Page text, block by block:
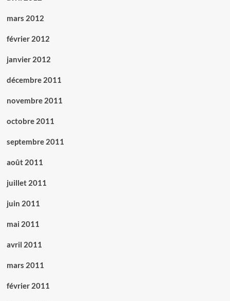
mars 2012
février 2012
janvier 2012
décembre 2011
novembre 2011
octobre 2011
septembre 2011
août 2011
juillet 2011
juin 2011
mai 2011
avril 2011
mars 2011
février 2011